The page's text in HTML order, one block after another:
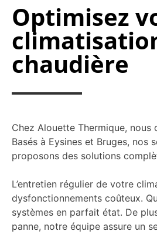
Optimisez
chaudière
Chez Alouette Thermique,
Basés à Eysines et Bruges, nos
proposons des solutions
L’entretien régulier de votre
dysfonctionnements coûteux.
systèmes en parfait état. De
panne, notre équipe assure un